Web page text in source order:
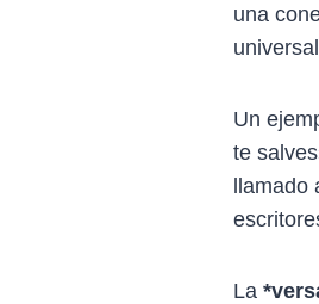
una
Un
te
llamado
La